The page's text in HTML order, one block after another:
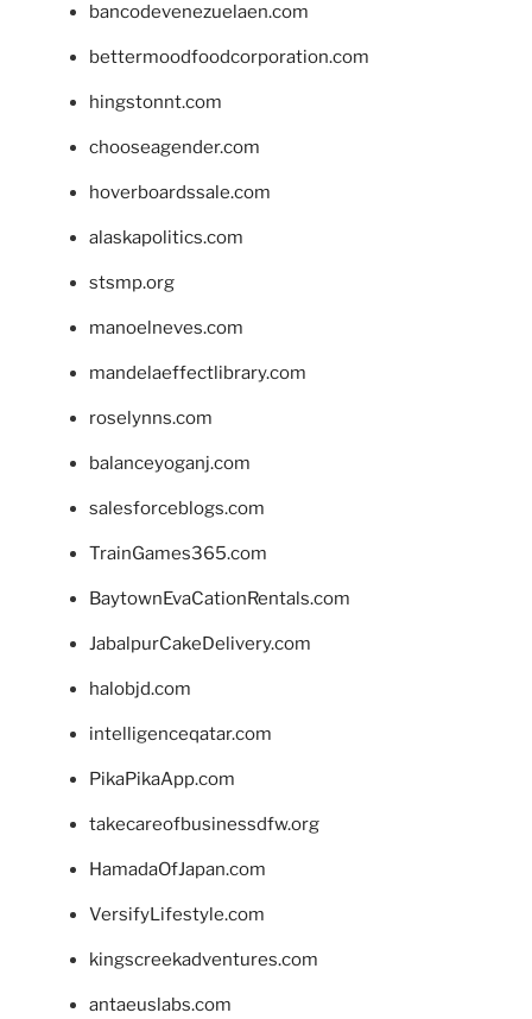
bancodevenezuelaen.com
bettermoodfoodcorporation.com
hingstonnt.com
chooseagender.com
hoverboardssale.com
alaskapolitics.com
stsmp.org
manoelneves.com
mandelaeffectlibrary.com
roselynns.com
balanceyoganj.com
salesforceblogs.com
TrainGames365.com
BaytownEvaCationRentals.com
JabalpurCakeDelivery.com
halobjd.com
intelligenceqatar.com
PikaPikaApp.com
takecareofbusinessdfw.org
HamadaOfJapan.com
VersifyLifestyle.com
kingscreekadventures.com
antaeuslabs.com